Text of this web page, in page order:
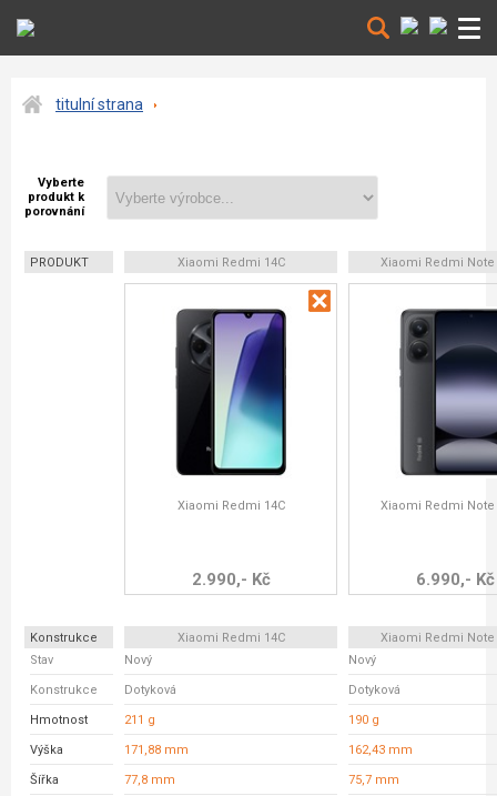
titulní strana
Vyberte
produkt k
porovnání
PRODUKT Xiaomi Redmi 14C Xiaomi Redmi Note
Xiaomi Redmi 14C
2.990,- Kč
Xiaomi Redmi Note
6.990,- Kč
Konstrukce Xiaomi Redmi 14C
Xiaomi Redmi Note
Stav
Nový Nový
Konstrukce Dotyková Dotyková
Hmotnost 211 g 190 g
Výška 171,88 mm 162,43 mm
Šířka 77,8 mm 75,7 mm